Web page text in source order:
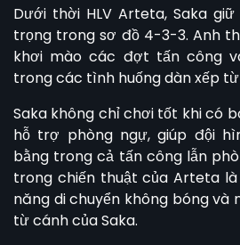
Dưới thời HLV Arteta, Saka
trọng trong sơ đồ 4-3-3. Anh
khơi mào các đợt tấn công
trong các tình huống dàn xếp từ
Saka không chỉ chơi tốt khi có
hỗ trợ phòng ngự, giúp đội
bằng trong cả tấn công lẫn
trong chiến thuật của Arteta
năng di chuyển không bóng và
từ cánh của Saka.